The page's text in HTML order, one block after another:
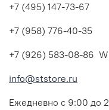
+7 (495) 147-73-67
+7 (958) 776-40-35
+7 (926) 583-08-86
info@ststore.ru
Ежедневно с 9:00 до